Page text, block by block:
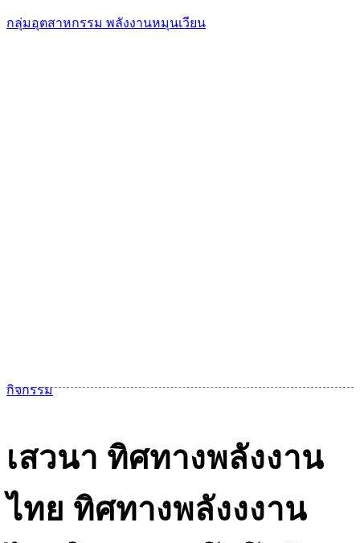
กลุ่มอุตสาหกรรม พลังงานหมุนเวียน
เ
กิจกรรม
เสวนา ทิศทางพลังงาน
ไทย ทิศทางพลังงงาน